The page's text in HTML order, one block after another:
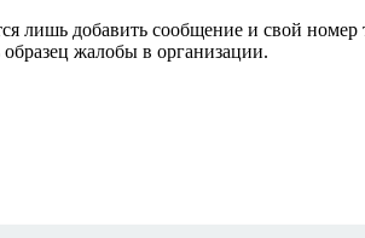
лишь добавить сообщение и свой номер
жалобы в организации.